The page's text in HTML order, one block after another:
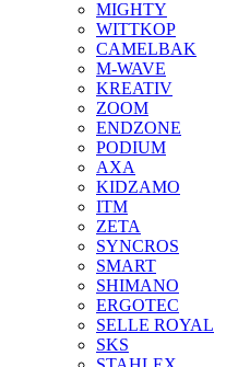
MIGHTY
WITTKOP
CAMELBAK
M-WAVE
KREATIV
ZOOM
ENDZONE
PODIUM
AXA
KIDZAMO
ITM
ZETA
SYNCROS
SMART
SHIMANO
ERGOTEC
SELLE ROYAL
SKS